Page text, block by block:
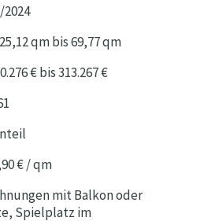
qm bis 69,77 qm
€ bis 313.267 €
€ / qm
mit Balkon oder
Spielplatz im